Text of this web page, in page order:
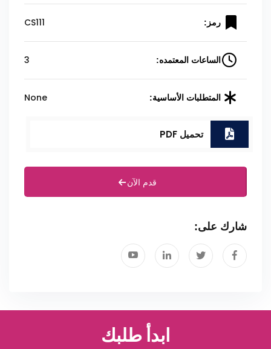
رمز: CS111
الساعات المعتمده: 3
المتطلبات الأساسية: None
تحميل PDF
قدم الآن
شارك على:
ابدأ طلبك